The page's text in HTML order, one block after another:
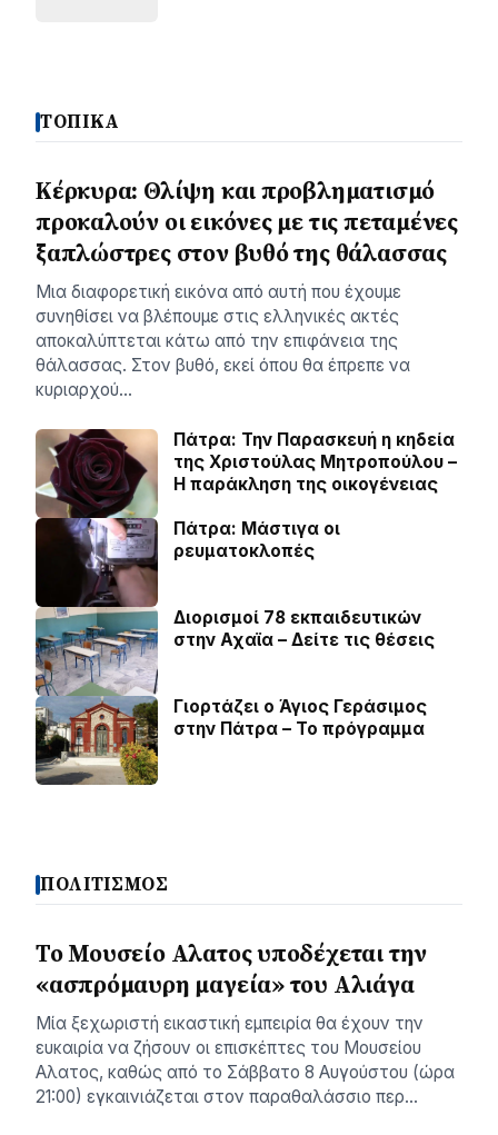
ΤΟΠΙΚΑ
Κέρκυρα: Θλίψη και προβληματισμό
προκαλούν οι εικόνες με τις πεταμένες
ξαπλώστρες στον βυθό της θάλασσας
Μια διαφορετική εικόνα από αυτή που έχουμε
συνηθίσει να βλέπουμε στις ελληνικές ακτές
αποκαλύπτεται κάτω από την επιφάνεια της
θάλασσας. Στον βυθό, εκεί όπου θα έπρεπε να
κυριαρχού…
Πάτρα: Την Παρασκευή η κηδεία
της Χριστούλας Μητροπούλου –
Η παράκληση της οικογένειας
Πάτρα: Μάστιγα οι
ρευµατοκλοπές
Διορισμοί 78 εκπαιδευτικών
στην Αχαϊα – Δείτε τις θέσεις
Γιορτάζει ο Άγιος Γεράσιμος
στην Πάτρα – Το πρόγραμμα
ΠΟΛΙΤΙΣΜΟΣ
Το Μουσείο Αλατος υποδέχεται την
«ασπρόμαυρη μαγεία» του Αλιάγα
Μία ξεχωριστή εικαστική εμπειρία θα έχουν την
ευκαιρία να ζήσουν οι επισκέπτες του Μουσείου
Αλατος, καθώς από το Σάββατο 8 Αυγούστου (ώρα
21:00) εγκαινιάζεται στον παραθαλάσσιο περ…